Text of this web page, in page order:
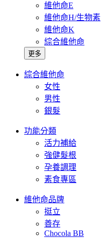
維他命E
維他命H/生物素
維他命K
綜合維他命
更多
綜合維他命
女性
男性
銀髮
功能分類
活力補給
強健髮根
孕養調理
素食專區
維他命品牌
挺立
善存
Chocola BB